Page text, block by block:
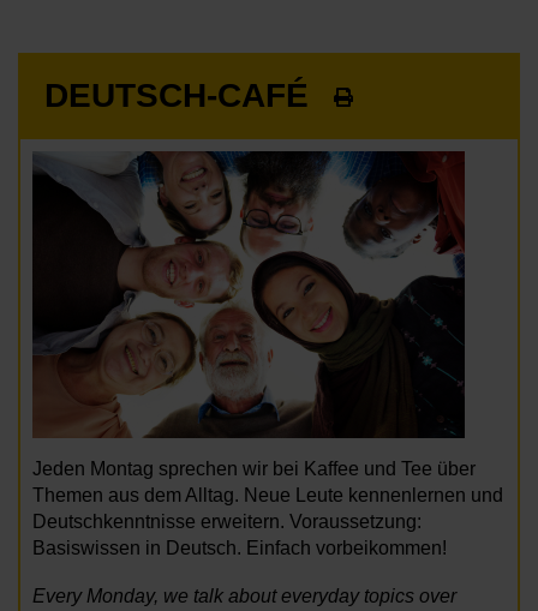
DEUTSCH-CAFÉ
Jeden Montag sprechen wir bei Kaffee und Tee über
Themen aus dem Alltag. Neue Leute kennenlernen und
Deutschkenntnisse erweitern. Voraussetzung:
Basiswissen in Deutsch. Einfach vorbeikommen!
Every Monday, we talk about everyday topics over